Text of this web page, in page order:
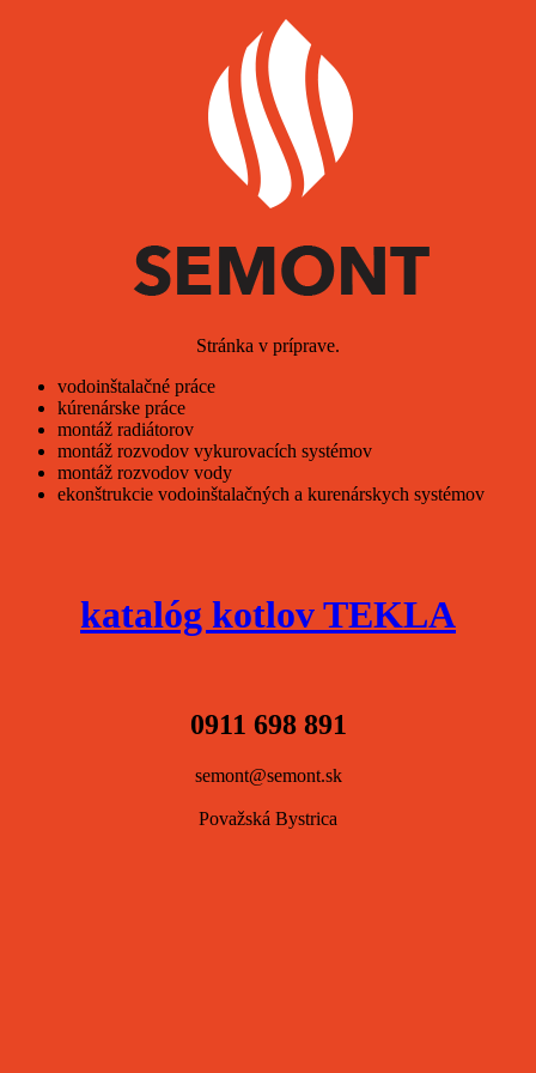
Stránka v príprave.
vodoinštalačné práce
kúrenárske práce
montáž radiátorov
montáž rozvodov vykurovacích systémov
montáž rozvodov vody
ekonštrukcie vodoinštalačných a kurenárskych systémov
katalóg kotlov TEKLA
0911 698 891
semont@semont.sk
Považská Bystrica